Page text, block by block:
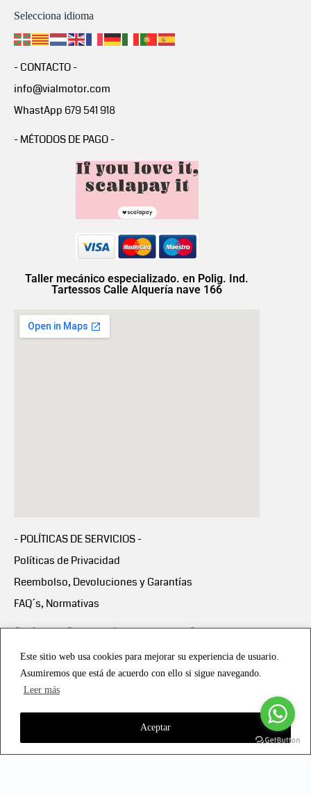
Este sitio web usa cookies para mejorar su experiencia de usuario.
Asumiremos que está de acuerdo con ello si sigue navegando.
Leer más
Aceptar
Selecciona idioma
- CONTACTO -
info@vialmotor.com
WhastApp 679 541 918
- MÉTODOS DE PAGO -
Taller mecánico especializado. en Polig. Ind.
Tartessos Calle Alquería nave 166
- POLÍTICAS DE SERVICIOS -
Políticas de Privacidad
Reembolso, Devoluciones y Garantías
FAQ´s, Normativas
Scalapay:Compra ahora y paga en 3 cuotas
Scalapay Política Privacidad
Copyright © 2021 all rights reserved - Vialmotor